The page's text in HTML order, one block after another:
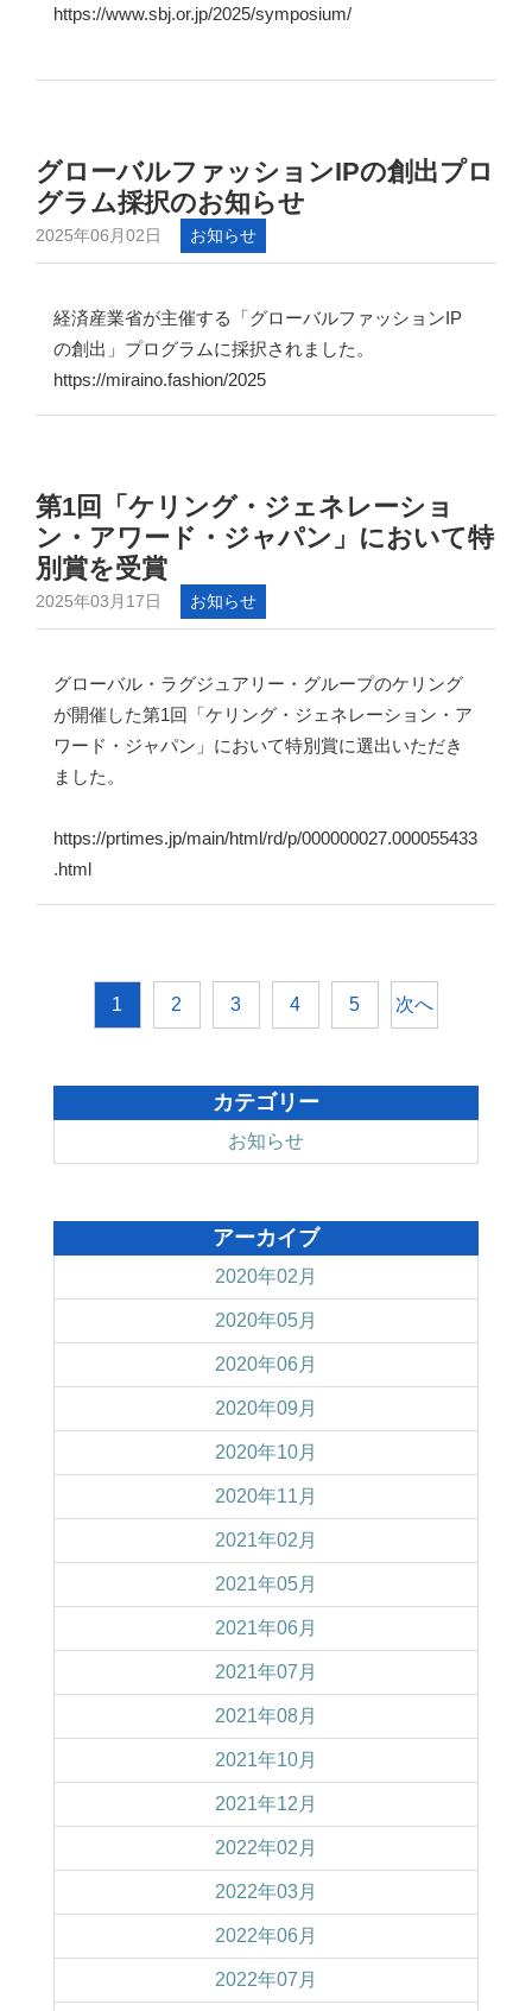
https://www.sbj.or.jp/2025/symposium/
グローバルファッションIPの創出プロ
グラム採択のお知らせ
2025年06月02日 お知らせ
経済産業省が主催する「グローバルファッションIP
の創出」プログラムに採択されました。
https://miraino.fashion/2025
第1回「ケリング・ジェネレーショ
ン・アワード・ジャパン」において特
別賞を受賞
2025年03月17日 お知らせ
グローバル・ラグジュアリー・グループのケリング
が開催した第1回「ケリング・ジェネレーション・ア
ワード・ジャパン」において特別賞に選出いただき
ました。
https://prtimes.jp/main/html/rd/p/000000027.000055433
.html
1 2 3 4 5 次へ
カテゴリー
お知らせ
アーカイブ
2020年02月
2020年05月
2020年06月
2020年09月
2020年10月
2020年11月
2021年02月
2021年05月
2021年06月
2021年07月
2021年08月
2021年10月
2021年12月
2022年02月
2022年03月
2022年06月
2022年07月